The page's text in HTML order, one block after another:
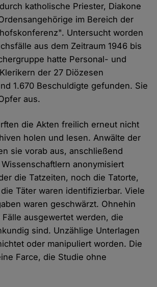
katholische Priester, Diakone
im Bereich der
Untersucht worden
aus dem Zeitraum 1946 bis
hatte Personal- und
der 27 Diözesen
1.670 Beschuldigte gefunden. Sie
aus.
die Akten freilich erneut nicht
holen und lesen. Anwälte der
sie vorab aus, anschließend
anonymisiert
die Tatzeiten, noch die Tatorte,
Täter waren identifizierbar. Viele
waren geschwärzt. Ohnehin
ausgewertet werden, die
sind. Unzählige Unterlagen
oder manipuliert worden. Die
Farce, die Studie ohne